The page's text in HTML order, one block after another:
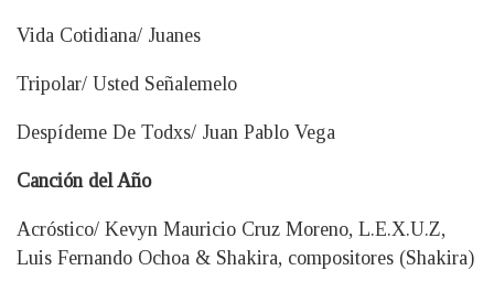
Vida Cotidiana/ Juanes
Tripolar/ Usted Señalemelo
Despídeme De Todxs/ Juan Pablo Vega
Canción del Año
Acróstico/ Kevyn Mauricio Cruz Moreno, L.E.X.U.Z,
Luis Fernando Ochoa & Shakira, compositores (Shakira)